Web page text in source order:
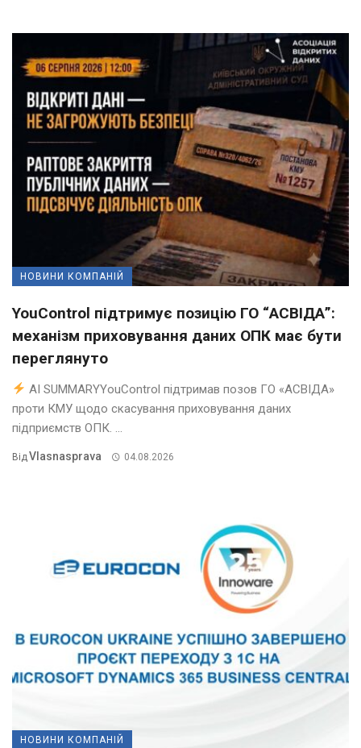
НОВИНИ КОМПАНІЙ
YouControl підтримує позицію ГО “АСВІДА”:
механізм приховування даних ОПК має бути
переглянуто
AI SUMMARYYouControl підтримав позов ГО «АСВІДА»
проти КМУ щодо скасування приховування даних
підприємств ОПК. ...
Від Vlasnasprava 04.08.2026
НОВИНИ КОМПАНІЙ